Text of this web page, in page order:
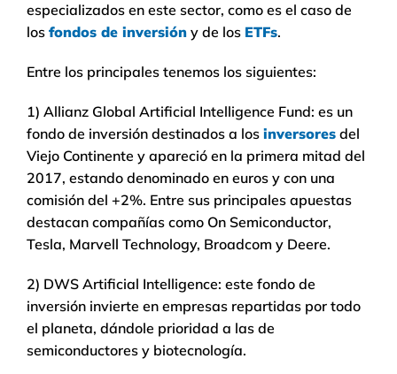
especializados en este sector, como es el caso de
los fondos de inversión y de los ETFs.
Entre los principales tenemos los siguientes:
1) Allianz Global Artificial Intelligence Fund: es un
fondo de inversión destinados a los inversores del
Viejo Continente y apareció en la primera mitad del
2017, estando denominado en euros y con una
comisión del +2%. Entre sus principales apuestas
destacan compañías como On Semiconductor,
Tesla, Marvell Technology, Broadcom y Deere.
2) DWS Artificial Intelligence: este fondo de
inversión invierte en empresas repartidas por todo
el planeta, dándole prioridad a las de
semiconductores y biotecnología.